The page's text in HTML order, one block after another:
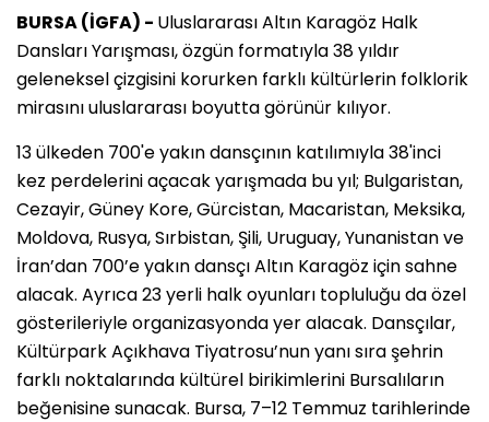
BURSA (İGFA) - Uluslararası Altın Karagöz Halk
Dansları Yarışması, özgün formatıyla 38 yıldır
geleneksel çizgisini korurken farklı kültürlerin folklorik
mirasını uluslararası boyutta görünür kılıyor.
13 ülkeden 700'e yakın dansçının katılımıyla 38'inci
kez perdelerini açacak yarışmada bu yıl; Bulgaristan,
Cezayir, Güney Kore, Gürcistan, Macaristan, Meksika,
Moldova, Rusya, Sırbistan, Şili, Uruguay, Yunanistan ve
İran’dan 700’e yakın dansçı Altın Karagöz için sahne
alacak. Ayrıca 23 yerli halk oyunları topluluğu da özel
gösterileriyle organizasyonda yer alacak. Dansçılar,
Kültürpark Açıkhava Tiyatrosu’nun yanı sıra şehrin
farklı noktalarında kültürel birikimlerini Bursalıların
beğenisine sunacak. Bursa, 7–12 Temmuz tarihlerinde